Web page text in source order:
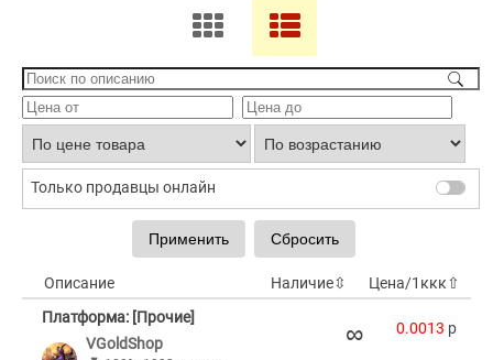
Только продавцы онлайн
Цена/1ккк⇧
Наличие⇳
Описание
Платформа: [Прочие]
VGoldShop
∞ 0.0013 p